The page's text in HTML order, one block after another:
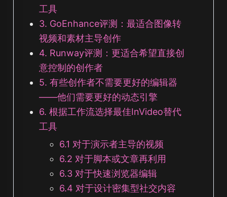
工具
3. GoEnhance评测：最适合图像转
视频和素材主导创作
4. Runway评测：更适合希望直接创
意控制的创作者
5. 有些创作者不需要更好的编辑器
——他们需要更好的动态引擎
6. 根据工作流选择最佳InVideo替代
工具
6.1 对于演示者主导的视频
6.2 对于脚本或文章再利用
6.3 对于快速浏览器编辑
6.4 对于设计密集型社交内容